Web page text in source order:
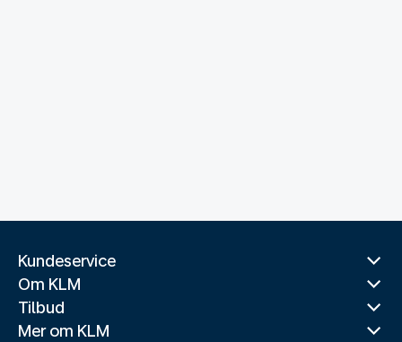
Kundeservice
Om KLM
Tilbud
Mer om KLM